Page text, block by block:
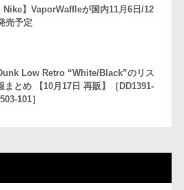
Nike】VaporWaffleが国内11月6日/12
売予定
Low Retro “White/Black”のリス
まとめ 【10月17日 再販】［DD1391-
101］